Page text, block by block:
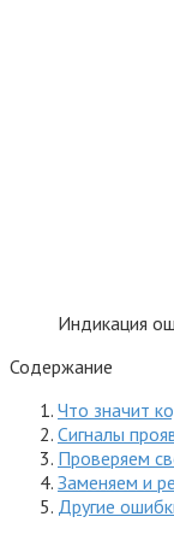
Индикация
Содержание
Что значит
Сигналы
Проверяем
Заменяем и
Другие